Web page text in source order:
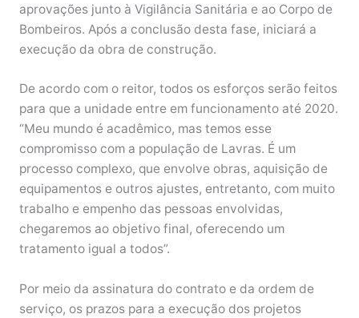
aprovações junto à Vigilância Sanitária e ao Corpo de
Bombeiros. Após a conclusão desta fase, iniciará a
execução da obra de construção.
De acordo com o reitor, todos os esforços serão feitos
para que a unidade entre em funcionamento até 2020.
“Meu mundo é acadêmico, mas temos esse
compromisso com a população de Lavras. É um
processo complexo, que envolve obras, aquisição de
equipamentos e outros ajustes, entretanto, com muito
trabalho e empenho das pessoas envolvidas,
chegaremos ao objetivo final, oferecendo um
tratamento igual a todos”.
Por meio da assinatura do contrato e da ordem de
serviço, os prazos para a execução dos projetos